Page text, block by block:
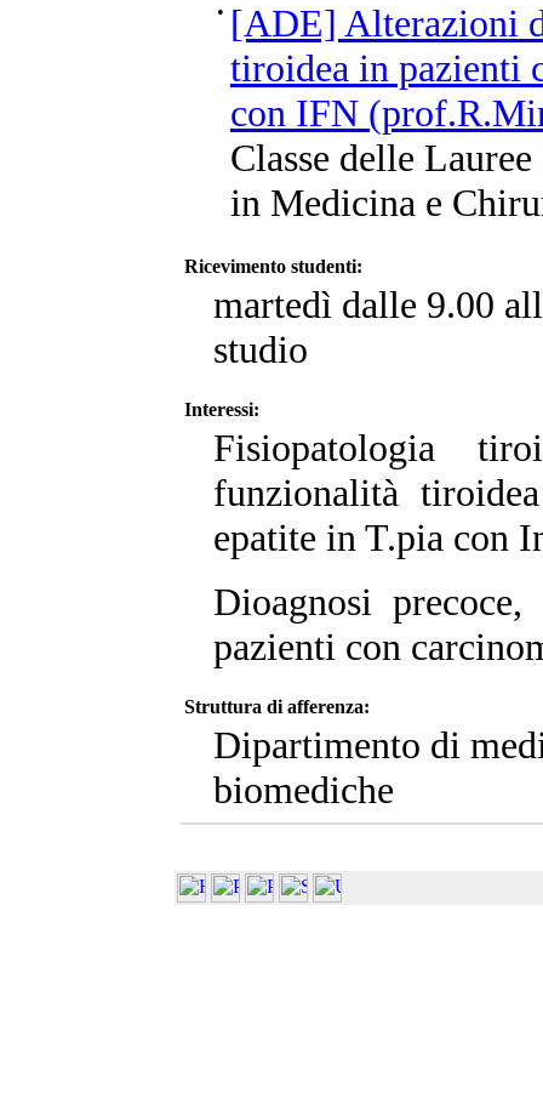
• [ADE] Alterazioni
tiroidea in pazienti
con IFN
Classe delle
in Medicina e
Ricevimento studenti:
martedì dalle 9.00
studio
Interessi:
Fisiopatologia
funzionalità
epatite in T.pia con
Dioagnosi
pazienti con
Struttura di afferenza:
Dipartimento di
biomediche